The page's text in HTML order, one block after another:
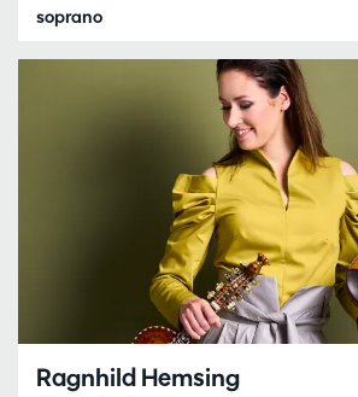
soprano
Ragnhild Hemsing